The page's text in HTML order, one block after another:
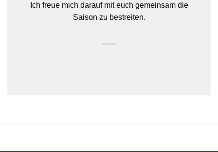
Ich freue mich darauf mit euch gemeinsam die
Saison zu bestreiten.